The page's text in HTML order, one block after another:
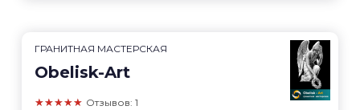
ГРАНИТНАЯ МАСТЕРСКАЯ
Obelisk-Art
★★★★★ Отзывов: 1